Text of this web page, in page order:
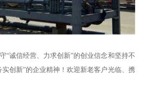
“诚信经营、力求创新”的创业信念和坚持不
创新”的企业精神！欢迎新老客户光临、携